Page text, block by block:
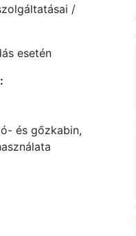
/
esetén
:
és gőzkabin,